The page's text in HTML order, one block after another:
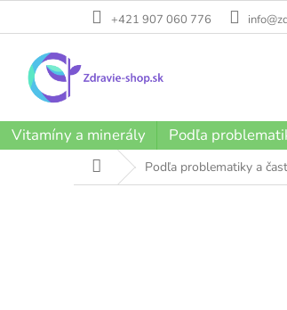
+421 907 060 776
Vitamíny a minerály Podľa
DomovPodľa problematiky a